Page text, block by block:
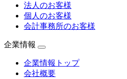
法人のお客様
個人のお客様
会計事務所のお客様
企業情報
企業情報トップ
会社概要